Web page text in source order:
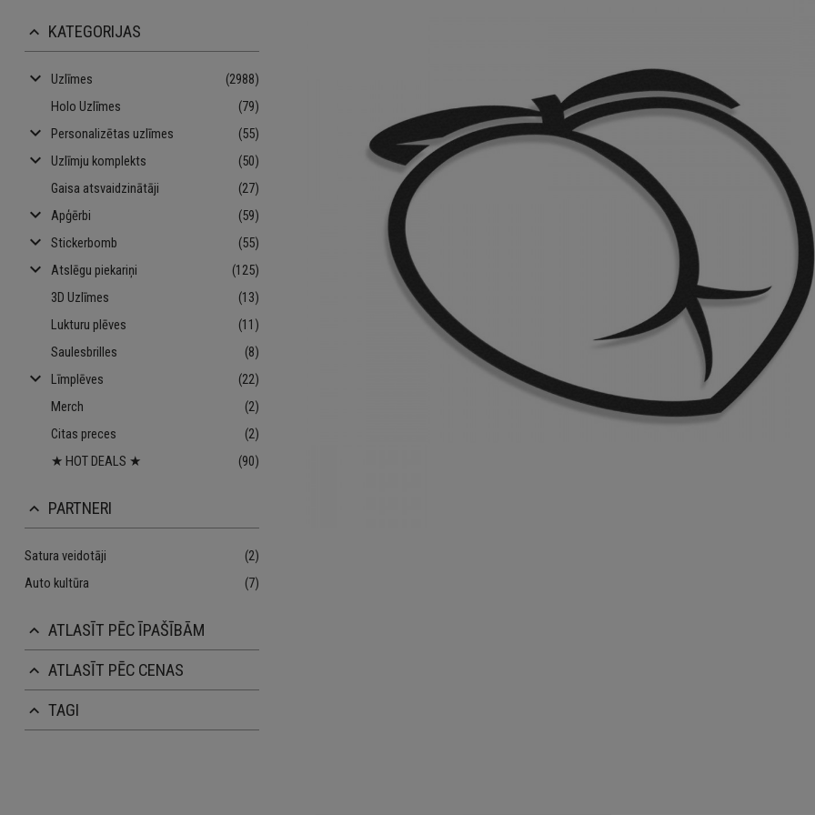
keyboard_arrow_up KATEGORIJAS
keyboard_arrow_down Uzlīmes
(2988)
Holo Uzlīmes
(79)
keyboard_arrow_down Personalizētas uzlīmes (55)
keyboard_arrow_down Uzlīmju komplekts
(50)
Gaisa atsvaidzinātāji
(27)
keyboard_arrow_down Apģērbi (59)
keyboard_arrow_down Stickerbomb (55)
keyboard_arrow_down Atslēgu piekariņi
(125)
3D Uzlīmes
(13)
Lukturu plēves
(11)
Saulesbrilles
(8)
keyboard_arrow_down Līmplēves
(22)
Merch
(2)
Citas preces
(2)
★ HOT DEALS ★
(90)
keyboard_arrow_up PARTNERI
Satura veidotāji
(2)
Auto kultūra
(7)
keyboard_arrow_up ATLASĪT PĒC ĪPAŠĪBĀM
keyboard_arrow_up ATLASĪT PĒC CENAS
keyboard_arrow_up TAGI